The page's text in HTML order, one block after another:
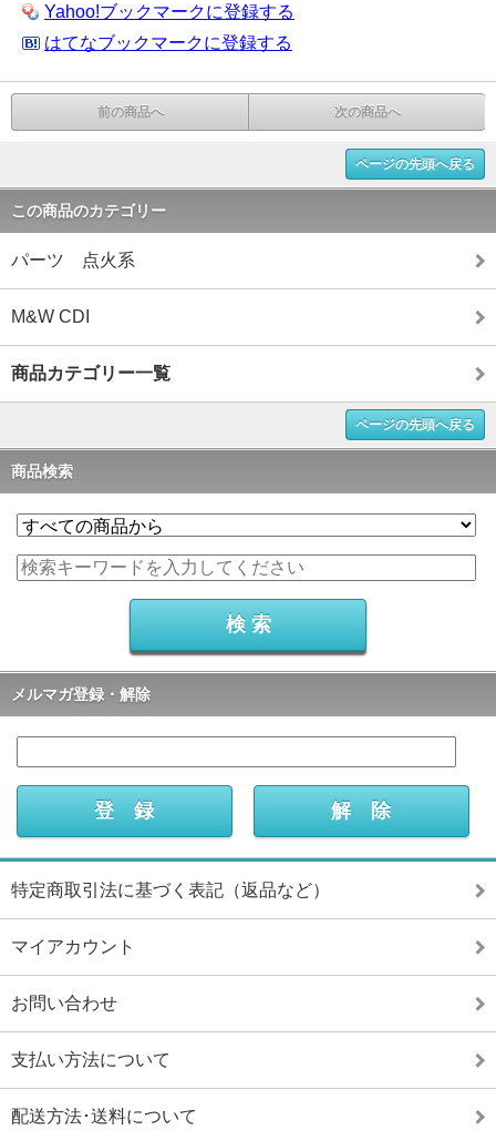
Yahoo!ブックマークに登録する
はてなブックマークに登録する
前の商品へ 次の商品へ
ページの先頭へ戻る
この商品のカテゴリー
パーツ 点火系
M&W CDI
商品カテゴリー一覧
ページの先頭へ戻る
商品検索
メルマガ登録・解除
特定商取引法に基づく表記（返品など）
マイアカウント
お問い合わせ
支払い方法について
配送方法･送料について